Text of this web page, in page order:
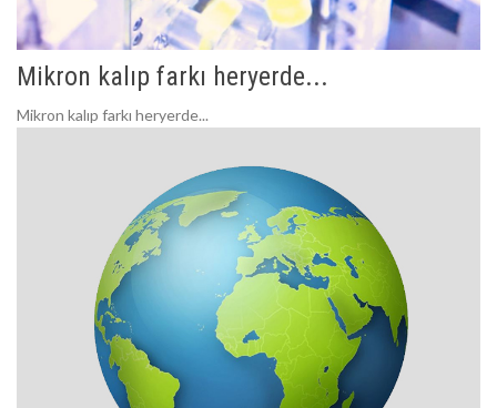
Mikron kalıp farkı heryerde...
Mikron kalıp farkı heryerde...